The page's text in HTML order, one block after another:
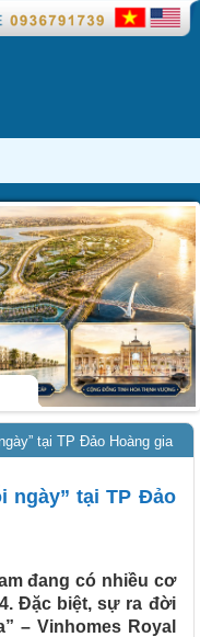
tại TP Đảo Hoàng gia
ngày” tại TP Đảo
đang có nhiều cơ
Đặc biệt, sự ra đời
– Vinhomes Royal